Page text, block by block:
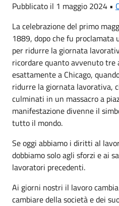
Pubblicato il 1 maggio 2024 •
La celebrazione del primo
1889, dopo che fu proclamata
per ridurre la giornata
ricordare quanto avvenuto
esattamente a Chicago,
ridurre la giornata lavorativa,
culminati in un massacro a
manifestazione divenne il
tutto il mondo.
Se oggi abbiamo i diritti al
dobbiamo solo agli sforzi e ai
lavoratori precedenti.
Ai giorni nostri il lavoro
cambiare della società e dei